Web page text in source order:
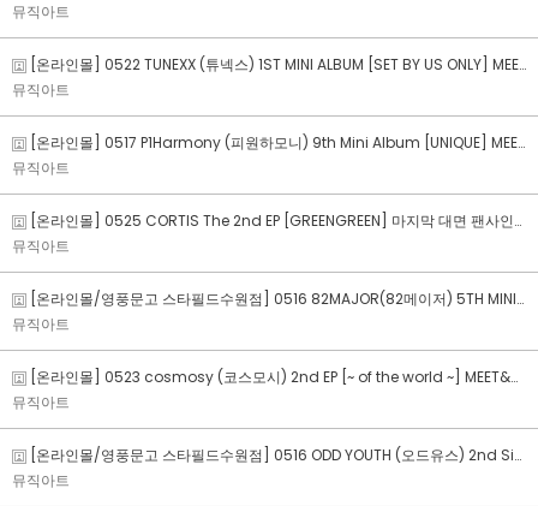
뮤직아트
[온라인몰] 0522 TUNEXX (튜넥스) 1ST MINI ALBUM [SET BY US ONLY] MEET&CALL FAN SIGN EVENT
뮤직아트
[온라인몰] 0517 P1Harmony (피원하모니) 9th Mini Album [UNIQUE] MEET&CALL FAN SIGN EVENT
뮤직아트
[온라인몰] 0525 CORTIS The 2nd EP [GREENGREEN] 마지막 대면 팬사인회
뮤직아트
[온라인몰/영풍문고 스타필드수원점] 0516 82MAJOR(82메이저) 5TH MINI ALBUM [FEELM] 발매 기념 수원 공개 팬사인회
뮤직아트
[온라인몰] 0523 cosmosy (코스모시) 2nd EP [~ of the world ~] MEET&CALL FAN SIGN EVENT
뮤직아트
[온라인몰/영풍문고 스타필드수원점] 0516 ODD YOUTH (오드유스) 2nd Single : Babyface 공개 팬사인회
뮤직아트